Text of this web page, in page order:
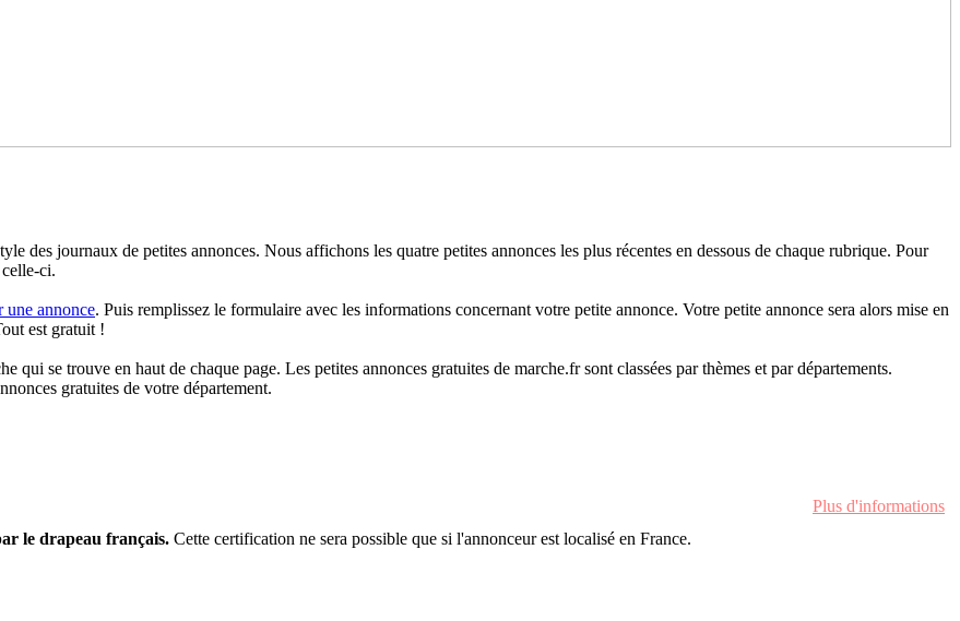
des journaux de petites annonces. Nous affichons les quatre petites annonces les plus récentes en dessous de chaque rubrique. Pour
ci.
une annonce. Puis remplissez le formulaire avec les informations concernant votre petite annonce. Votre petite annonce sera alors mise en
est gratuit !
qui se trouve en haut de chaque page. Les petites annonces gratuites de marche.fr sont classées par thèmes et par départements.
gratuites de votre département.
Plus d'informations
le drapeau français. Cette certification ne sera possible que si l'annonceur est localisé en France.